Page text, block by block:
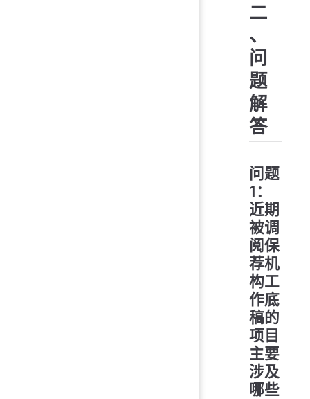
二
、
问
题
解
答
问题
1：
近期
被调
阅保
荐机
构工
作底
稿的
项目
主要
涉及
哪些